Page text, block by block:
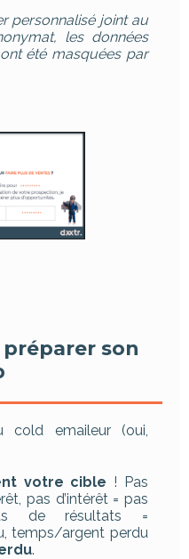
personnalisé joint au
les données
été masquées par
son
emaileur (oui,
votre cible ! Pas
pas d’intérêt = pas
de résultats =
temps/argent perdu
.